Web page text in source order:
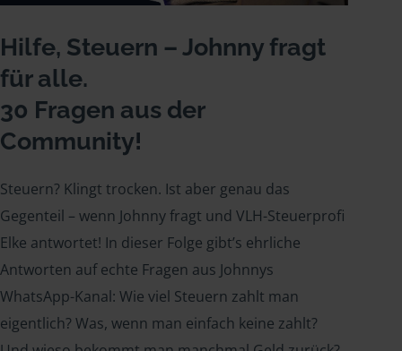
Hilfe, Steuern – Johnny fragt
für alle.
30 Fragen aus der
Community!
Steuern? Klingt trocken. Ist aber genau das
Gegenteil – wenn Johnny fragt und VLH-Steuerprofi
Elke antwortet! In dieser Folge gibt’s ehrliche
Antworten auf echte Fragen aus Johnnys
WhatsApp-Kanal: Wie viel Steuern zahlt man
eigentlich? Was, wenn man einfach keine zahlt?